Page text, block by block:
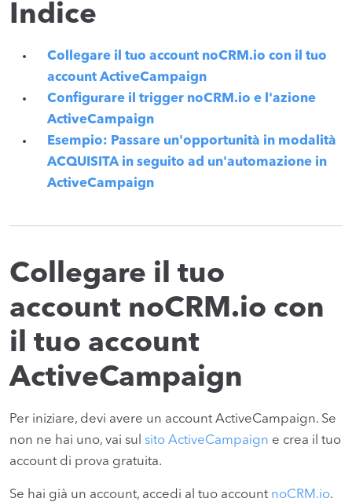
Indice
Collegare il tuo account noCRM.io con il tuo
account ActiveCampaign
Configurare il trigger noCRM.io e l'azione
ActiveCampaign
Esempio: Passare un'opportunità in modalità
ACQUISITA in seguito ad un'automazione in
ActiveCampaign
Collegare il tuo
account noCRM.io con
il tuo account
ActiveCampaign
Per iniziare, devi avere un account ActiveCampaign. Se
non ne hai uno, vai sul sito ActiveCampaign e crea il tuo
account di prova gratuita.
Se hai già un account, accedi al tuo account noCRM.io.